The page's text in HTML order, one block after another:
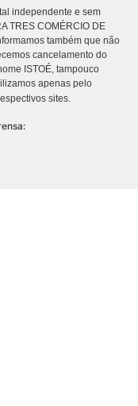
independente e sem
TRES COMÉRCIO DE
também que não
cancelamento do
ISTOÉ, tampouco
apenas pelo
sites.